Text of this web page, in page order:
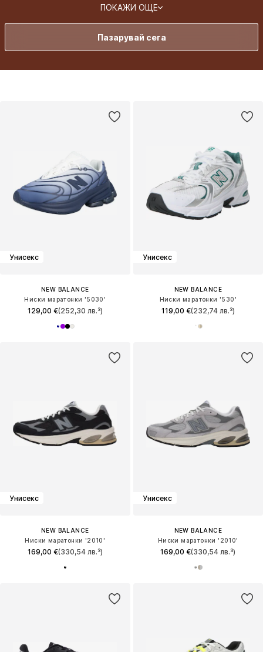
Унисекс
NEW BALANCE
Ниски маратонки '5030'
129,00 €(252,30 лв.³)
Унисекс
NEW BALANCE
Ниски маратонки '530'
119,00 €(232,74 лв.³)
Унисекс
NEW BALANCE
Ниски маратонки '2010'
169,00 €(330,54 лв.³)
Унисекс
NEW BALANCE
Ниски маратонки '2010'
169,00 €(330,54 лв.³)
Harmony допълва перфектно твоята визия. С нашите клин Harmony
ще се чувстваш напълно комфортно и уверена в себе си. Изработени
от супермек, еластичен материал, те се приспособяват идеално към
всяко твое движение.
ПОКАЖИ ОЩЕ
Пазарувай сега